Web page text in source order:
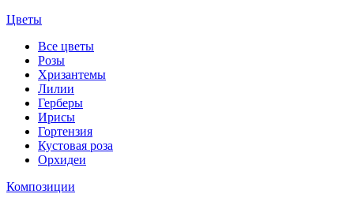
Цветы
Все цветы
Розы
Хризантемы
Лилии
Герберы
Ирисы
Гортензия
Кустовая роза
Орхидеи
Композиции